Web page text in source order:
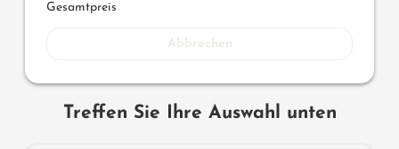
Gesamtpreis
Treffen Sie Ihre Auswahl unten